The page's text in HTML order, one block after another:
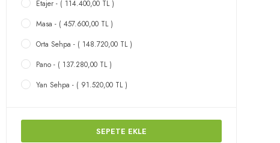
Etajer - ( 114.400,00 TL )
Masa - ( 457.600,00 TL )
Orta Sehpa - ( 148.720,00 TL )
Pano - ( 137.280,00 TL )
Yan Sehpa - ( 91.520,00 TL )
SEPETE EKLE